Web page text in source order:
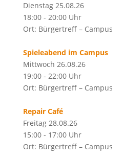
Dienstag 25.08.26
18:00 - 20:00 Uhr
Ort: Bürgertreff – Campus
Spieleabend im Campus
Mittwoch 26.08.26
19:00 - 22:00 Uhr
Ort: Bürgertreff – Campus
Repair Café
Freitag 28.08.26
15:00 - 17:00 Uhr
Ort: Bürgertreff – Campus